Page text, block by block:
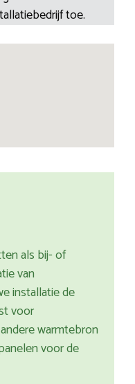
toe.
als bij- of
van
installatie de
voor
warmtebron
voor de